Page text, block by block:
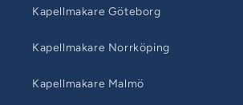
Kapellmakare Göteborg
Kapellmakare Norrköping
Kapellmakare Malmö